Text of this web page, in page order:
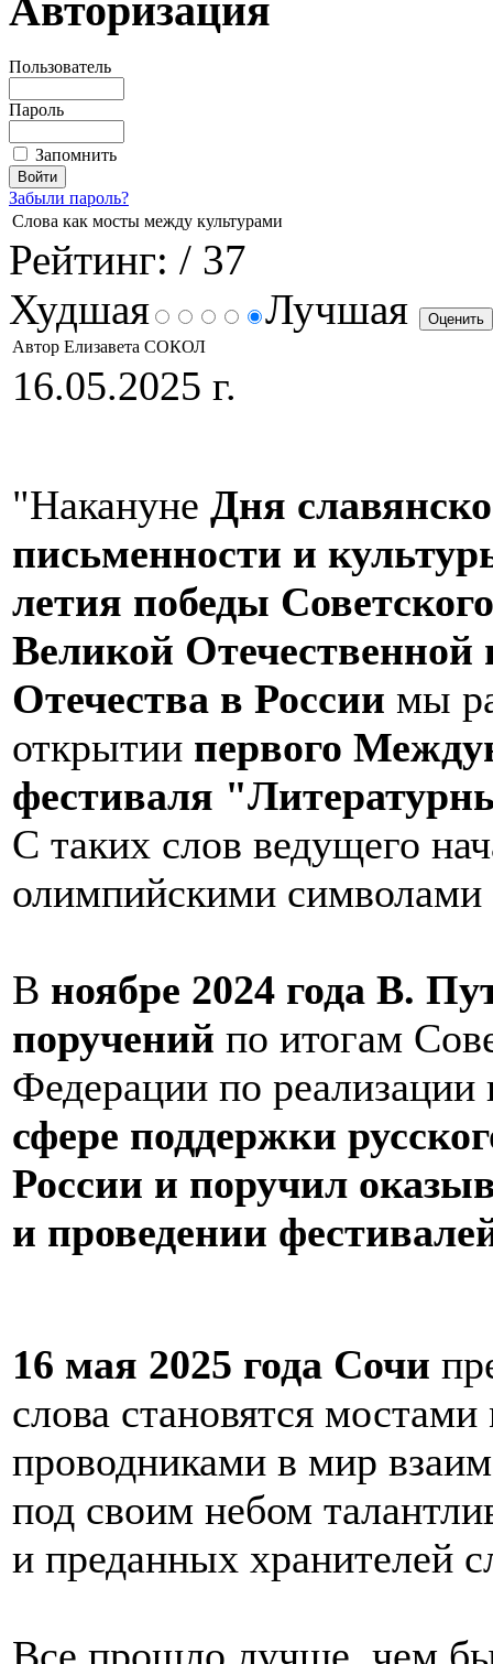
Авторизация
Пользователь
Пароль
Запомнить
Забыли пароль?
Слова как мосты между культурами
Рейтинг: / 37
Худшая
Лучшая
Автор Елизавета СОКОЛ
16.05.2025 г.
"Накануне Дня
письменности и
летия победы
Великой Отечественной
Отечества в России мы
открытии первого
фестиваля
С таких слов ведущего
олимпийскими
В ноябре 2024 года В.
поручений по итогам
Федерации по реализации
сфере поддержки
России и поручил
и проведении
16 мая 2025 года Сочи
слова становятся
проводниками в мир
под своим небом
и преданных хранителей